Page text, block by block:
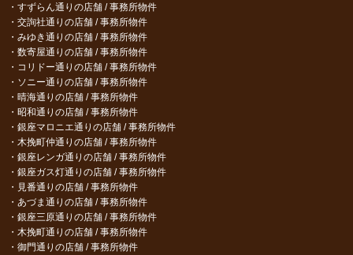
すずらん通りの店舗 / 事務所物件
交詢社通りの店舗 / 事務所物件
みゆき通りの店舗 / 事務所物件
数寄屋通りの店舗 / 事務所物件
コリドー通りの店舗 / 事務所物件
ソニー通りの店舗 / 事務所物件
晴海通りの店舗 / 事務所物件
昭和通りの店舗 / 事務所物件
銀座マロニエ通りの店舗 / 事務所物件
木挽町仲通りの店舗 / 事務所物件
銀座レンガ通りの店舗 / 事務所物件
銀座ガス灯通りの店舗 / 事務所物件
見番通りの店舗 / 事務所物件
あづま通りの店舗 / 事務所物件
銀座三原通りの店舗 / 事務所物件
木挽町通りの店舗 / 事務所物件
御門通りの店舗 / 事務所物件